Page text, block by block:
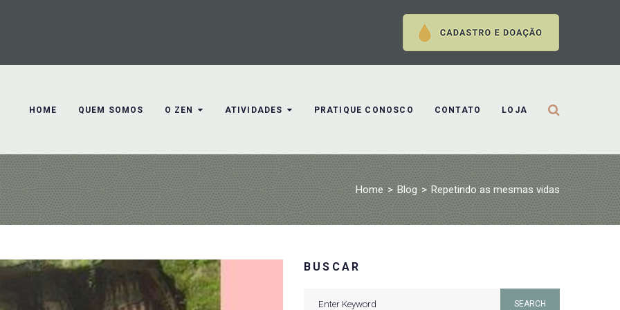
HOME QUEM SOMOS O ZEN ATIVIDADES PRATIQUE CONOSCO CONTATO LOJA
Home > Blog > Repetindo as mesmas vidas
BUSCAR
SEARCH